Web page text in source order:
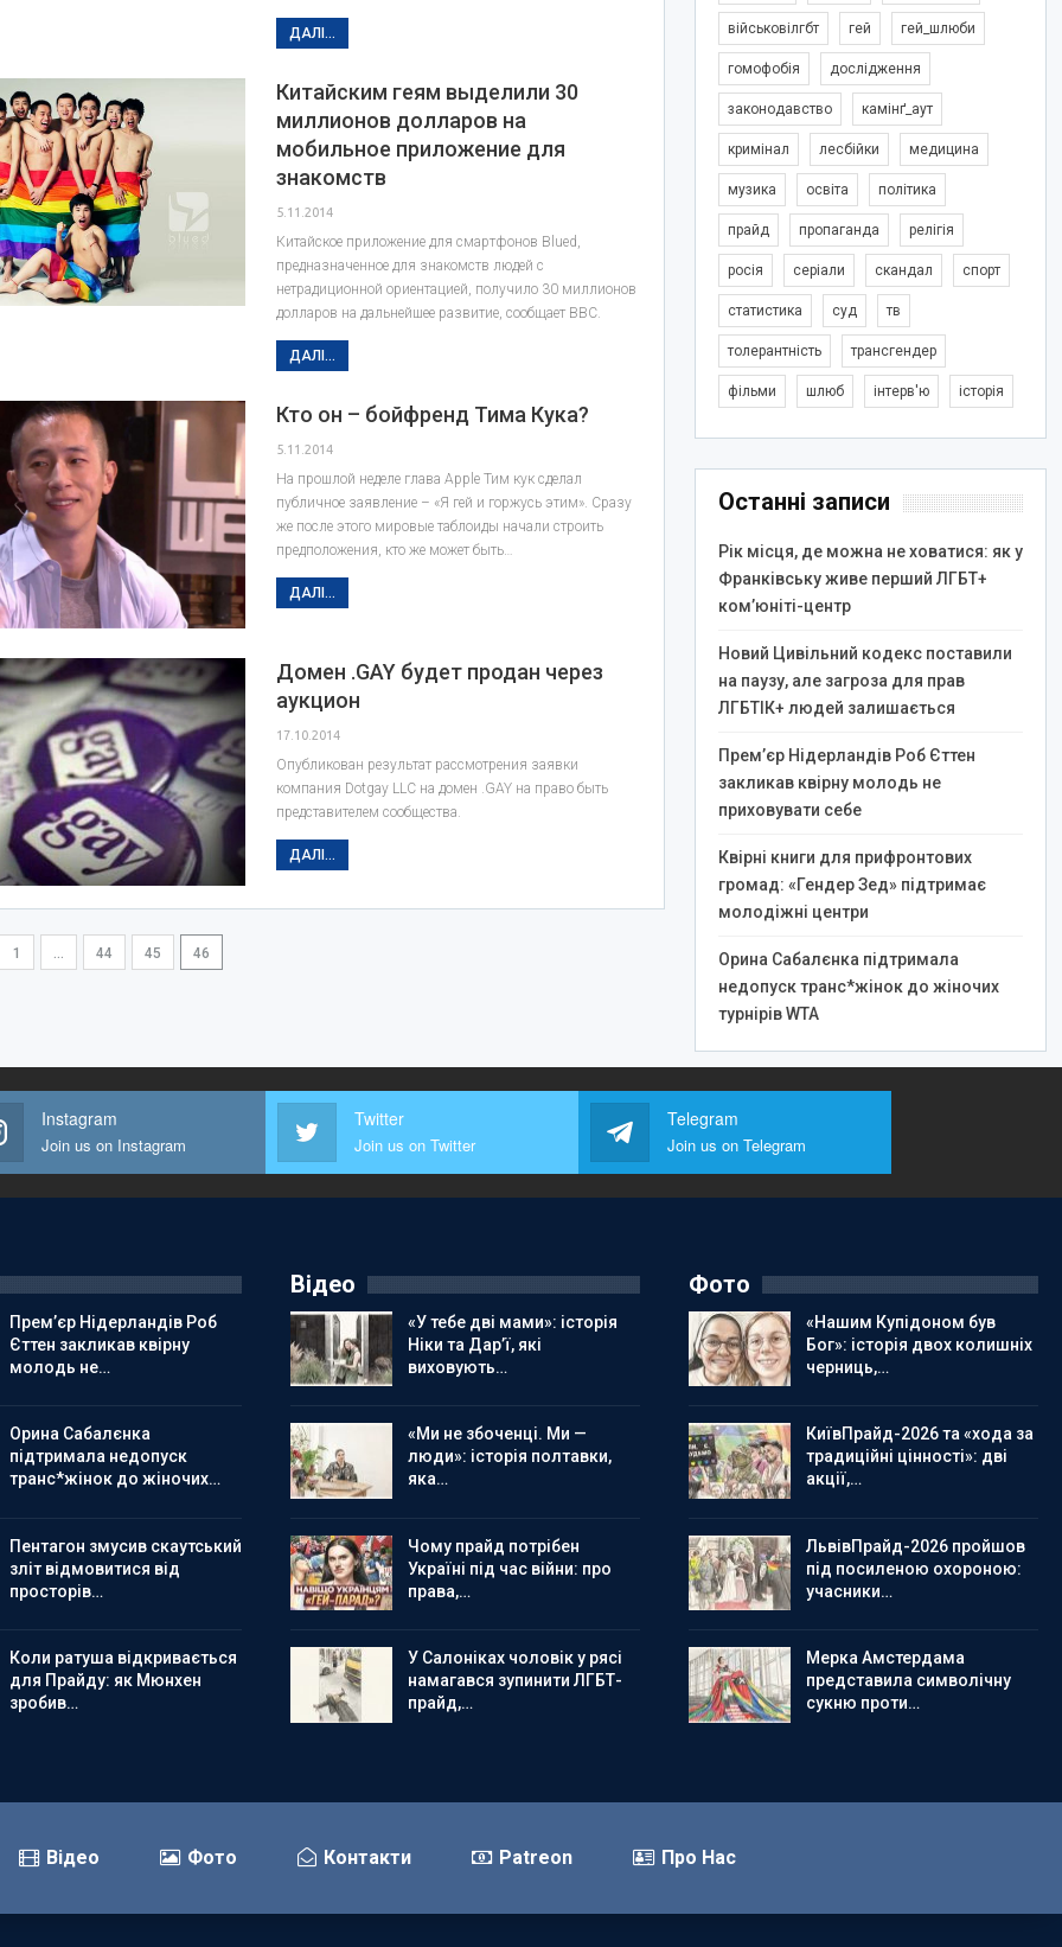
ДАЛІ...
Китайским геям выделили 30
миллионов долларов на
мобильное приложение для
знакомств
5.11.2014
Китайское приложение для смартфонов Blued,
предназначенное для знакомств людей с
нетрадиционной ориентацией, получило 30 миллионов
долларов на дальнейшее развитие, сообщает BBC.
ДАЛІ...
Кто он – бойфренд Тима Кука?
5.11.2014
На прошлой неделе глава Apple Тим кук сделал
публичное заявление – «Я гей и горжусь этим». Сразу
же после этого мировые таблоиды начали строить
предположения, кто же может быть…
ДАЛІ...
Домен .GAY будет продан через
аукцион
17.10.2014
Опубликован результат рассмотрения заявки
компания Dotgay LLC на домен .GAY на право быть
представителем сообщества.
ДАЛІ...
1 44 45 46
військовілгбт гей гей_шлюби
гомофобія дослідження
законодавство камінґ_аут
кримінал лесбійки медицина
музика освіта політика
прайд пропаганда релігія
росія серіали скандал спорт
статистика суд тв
толерантність трансгендер
фільми шлюб інтерв'ю історія
Останні записи
Рік місця, де можна не ховатися: як у
Франківську живе перший ЛГБТ+
ком’юніті-центр
Новий Цивільний кодекс поставили
на паузу, але загроза для прав
ЛГБТІК+ людей залишається
Прем’єр Нідерландів Роб Єттен
закликав квірну молодь не
приховувати себе
Квірні книги для прифронтових
громад: «Гендер Зед» підтримає
молодіжні центри
Орина Сабалєнка підтримала
недопуск транс*жінок до жіночих
турнірів WTA
Instagram
Join us on Instagram
Twitter
Join us on Twitter
Telegram
Join us on Telegram
Прем’єр Нідерландів Роб
Єттен закликав квірну
молодь не…
Орина Сабалєнка
підтримала недопуск
транс*жінок до жіночих…
Пентагон змусив скаутський
зліт відмовитися від
просторів…
Коли ратуша відкривається
для Прайду: як Мюнхен
зробив…
Відео
«У тебе дві мами»: історія
Ніки та Дар’ї, які
виховують…
«Ми не збоченці. Ми —
люди»: історія полтавки,
яка…
Чому прайд потрібен
Україні під час війни: про
права,…
У Салоніках чоловік у рясі
намагався зупинити ЛГБТ-
прайд,…
Фото
«Нашим Купідоном був
Бог»: історія двох колишніх
черниць,…
КиївПрайд-2026 та «хода за
традиційні цінності»: дві
акції,…
ЛьвівПрайд-2026 пройшов
під посиленою охороною:
учасники…
Мерка Амстердама
представила символічну
сукню проти…
Відео Фото Контакти Patreon Про Нас